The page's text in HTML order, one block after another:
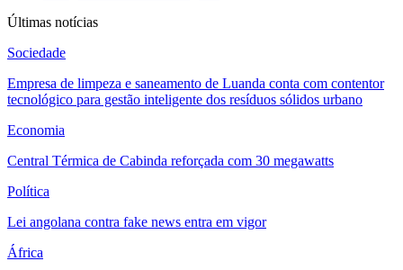
Últimas notícias
Sociedade
Empresa de limpeza e saneamento de Luanda conta com contentor
tecnológico para gestão inteligente dos resíduos sólidos urbano
Economia
Central Térmica de Cabinda reforçada com 30 megawatts
Política
Lei angolana contra fake news entra em vigor
África